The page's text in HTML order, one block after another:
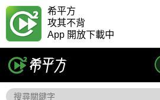
希平方
攻其不背
App 開放下載中